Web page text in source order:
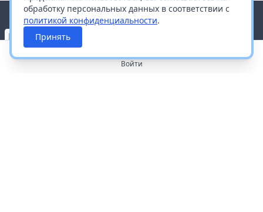
обработку персональных данных в соответствии с
политикой конфиденциальности.
Принять
Войти